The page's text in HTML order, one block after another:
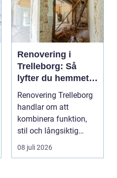
Renovering i
Trelleborg: Så
lyfter du hemmet
på ett smart sätt
Renovering Trelleborg
handlar om att
kombinera funktion,
stil och långsiktig
ekonomi i samma p...
08 juli 2026